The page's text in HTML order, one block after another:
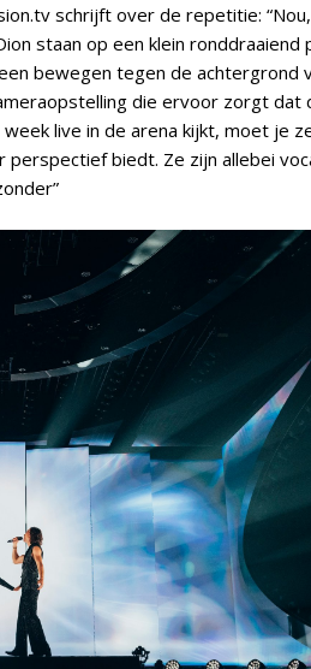
schrijft over de repetitie:
staan ​​op een klein ronddraaiend
bewegen tegen de achtergrond
die ervoor zorgt dat
live in de arena kijkt, moet je
biedt. Ze zijn allebei